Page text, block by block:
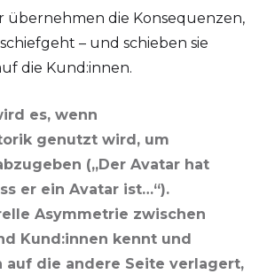
übernehmen die Konsequenzen,
– und schieben sie
die Kund:innen.
es, wenn
genutzt wird, um
(„Der Avatar hat
er ein Avatar ist…“).
Asymmetrie zwischen
Kund:innen kennt und
auf die andere Seite verlagert,